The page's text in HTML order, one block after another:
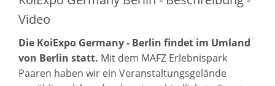
Video
Die KoiExpo Germany - Berlin findet im Umland
von Berlin statt. Mit dem MAFZ Erlebnispark
Paaren haben wir ein Veranstaltungsgelände